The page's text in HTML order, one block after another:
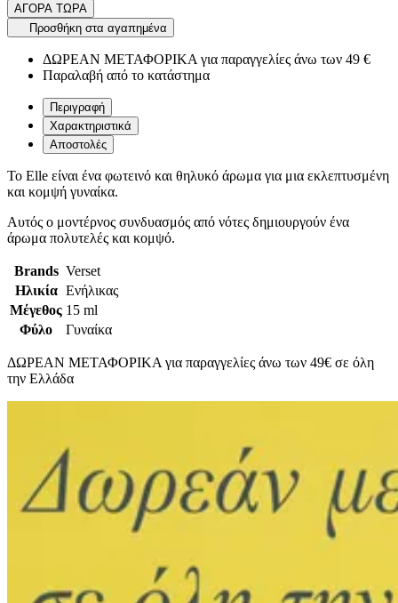
ΑΓΟΡΑ ΤΩΡΑ
Προσθήκη στα αγαπημένα
ΔΩΡΕΑΝ ΜΕΤΑΦΟΡΙΚΑ για παραγγελίες άνω των 49 €
Παραλαβή από το κατάστημα
Περιγραφή
Χαρακτηριστικά
Αποστολές
Το Elle είναι ένα φωτεινό και θηλυκό άρωμα για μια εκλεπτυσμένη
και κομψή γυναίκα.
Αυτός ο μοντέρνος συνδυασμός από νότες δημιουργούν ένα
άρωμα πολυτελές και κομψό.
Brands Verset
Ηλικία Ενήλικας
Μέγεθος 15 ml
Φύλο
Γυναίκα
ΔΩΡΕΑΝ ΜΕΤΑΦΟΡΙΚΑ για παραγγελίες άνω των 49€ σε όλη
την Ελλάδα